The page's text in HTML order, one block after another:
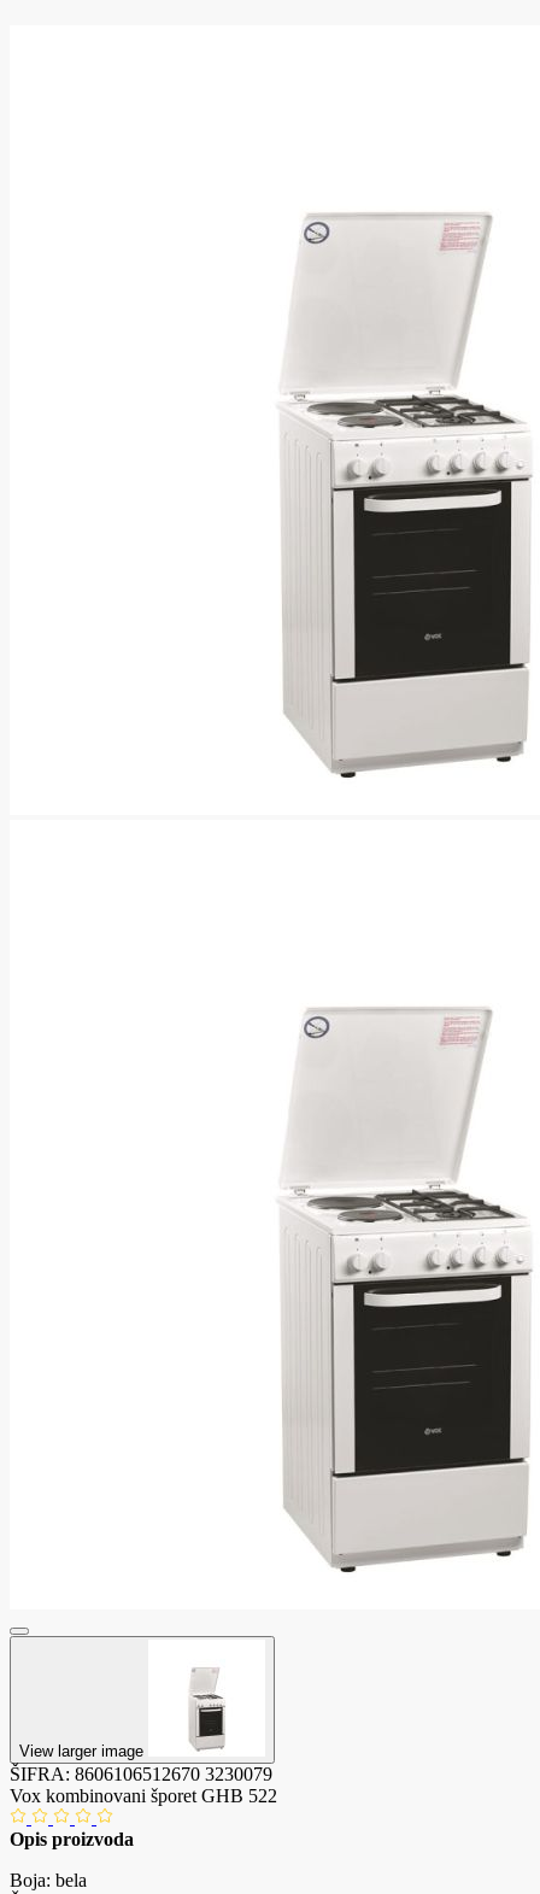
View larger image
ŠIFRA: 8606106512670 3230079
Vox kombinovani šporet GHB 522
Opis proizvoda
Boja: bela